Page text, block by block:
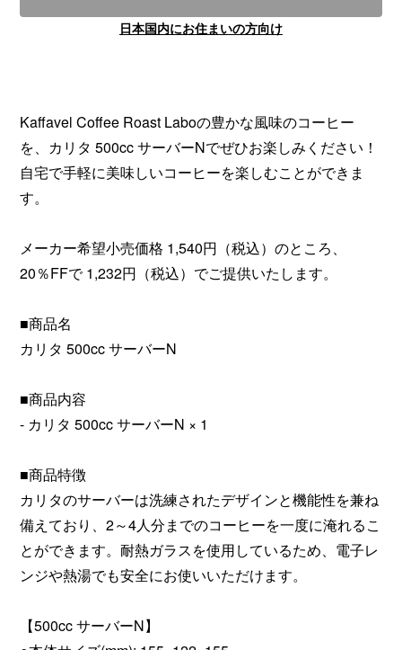
日本国内にお住まいの方向け
Kaffavel Coffee Roast Laboの豊かな風味のコーヒー
を、カリタ 500cc サーバーNでぜひお楽しみください！
自宅で手軽に美味しいコーヒーを楽しむことができま
す。
メーカー希望小売価格 1,540円（税込）のところ、
20％FFで 1,232円（税込）でご提供いたします。
■商品名
カリタ 500cc サーバーN
■商品内容
- カリタ 500cc サーバーN × 1
■商品特徴
カリタのサーバーは洗練されたデザインと機能性を兼ね
備えており、2～4人分までのコーヒーを一度に淹れるこ
とができます。耐熱ガラスを使用しているため、電子レ
ンジや熱湯でも安全にお使いいただけます。
【500cc サーバーN】